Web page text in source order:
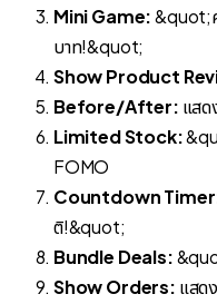
Mini Game:&quot;
บาท!&quot;
Show Product
Before/After: แสด
Limited Stock:
FOMO
Countdown
ติ!&quot;
Bundle Deals:
Show Orders: แสด